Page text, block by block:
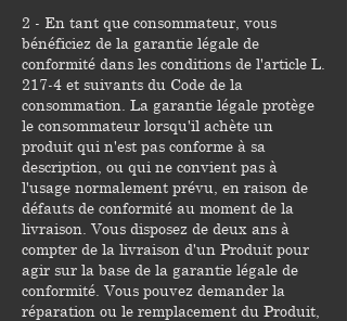
2 - En tant que consommateur, vous
bénéficiez de la garantie légale de
conformité dans les conditions de l'article L.
217-4 et suivants du Code de la
consommation. La garantie légale protège
le consommateur lorsqu'il achète un
produit qui n'est pas conforme à sa
description, ou qui ne convient pas à
l'usage normalement prévu, en raison de
défauts de conformité au moment de la
livraison. Vous disposez de deux ans à
compter de la livraison d'un Produit pour
agir sur la base de la garantie légale de
conformité. Vous pouvez demander la
réparation ou le remplacement du Produit,